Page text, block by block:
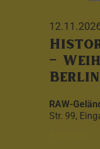
–
RAW-
Str. 99,